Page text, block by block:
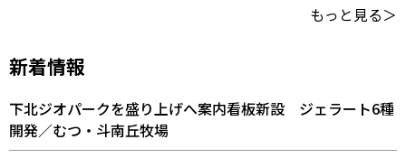
もっと見る＞
新着情報
下北ジオパークを盛り上げへ案内看板新設 ジェラート6種
開発／むつ・斗南丘牧場